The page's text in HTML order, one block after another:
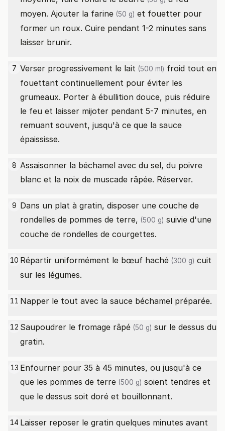
moyen. Ajouter la farine (50 g) et fouetter pour
former un roux. Cuire pendant 1-2 minutes sans
laisser brunir.
7 Verser progressivement le lait (500 ml) froid tout en
fouettant continuellement pour éviter les
grumeaux. Porter à ébullition douce, puis réduire
le feu et laisser mijoter pendant 5-7 minutes, en
remuant souvent, jusqu'à ce que la sauce
épaississe.
8 Assaisonner la béchamel avec du sel, du poivre
blanc et la noix de muscade râpée. Réserver.
9 Dans un plat à gratin, disposer une couche de
rondelles de pommes de terre, (500 g) suivie d'une
couche de rondelles de courgettes.
10 Répartir uniformément le bœuf haché (300 g) cuit
sur les légumes.
11 Napper le tout avec la sauce béchamel préparée.
12 Saupoudrer le fromage râpé (50 g) sur le dessus du
gratin.
13 Enfourner pour 35 à 45 minutes, ou jusqu'à ce
que les pommes de terre (500 g) soient tendres et
que le dessus soit doré et bouillonnant.
14 Laisser reposer le gratin quelques minutes avant